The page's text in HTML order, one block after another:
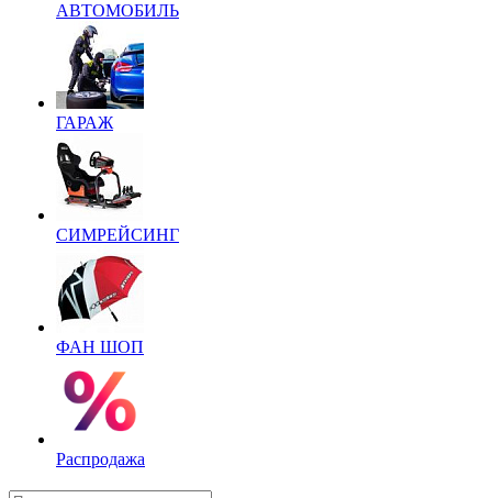
АВТОМОБИЛЬ
ГАРАЖ
СИМРЕЙСИНГ
ФАН ШОП
Распродажа